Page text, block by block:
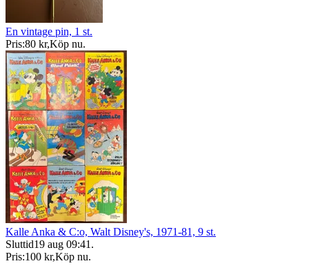
En vintage pin, 1 st.
Pris:80 kr,Köp nu.
Kalle Anka & C:o, Walt Disney's, 1971-81, 9 st.
Sluttid19 aug 09:41.
Pris:100 kr,Köp nu.